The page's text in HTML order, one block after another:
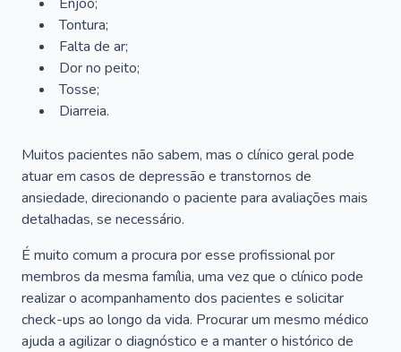
Tontura;
Falta de ar;
Dor no peito;
Tosse;
Diarreia.
Muitos pacientes não sabem, mas o clínico geral pode
atuar em casos de depressão e transtornos de
ansiedade, direcionando o paciente para avaliações mais
detalhadas, se necessário.
É muito comum a procura por esse profissional por
membros da mesma família, uma vez que o clínico pode
realizar o acompanhamento dos pacientes e solicitar
check-ups ao longo da vida. Procurar um mesmo médico
ajuda a agilizar o diagnóstico e a manter o histórico de